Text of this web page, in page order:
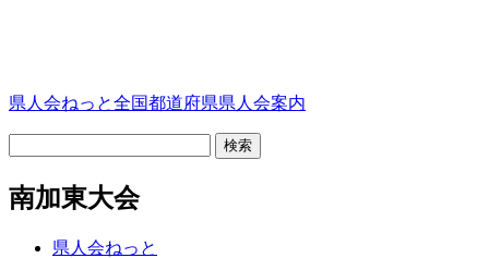
県人会ねっと全国都道府県県人会案内
南加東大会
県人会ねっと